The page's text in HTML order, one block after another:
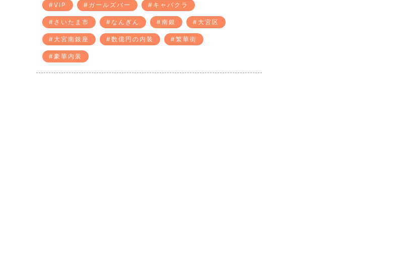
#VIP #ガールズバー #キャバクラ
#さいたま市 #なんぎん #南銀 #大宮区
#大宮南銀座 #数億円の内装 #繁華街
#豪華内装